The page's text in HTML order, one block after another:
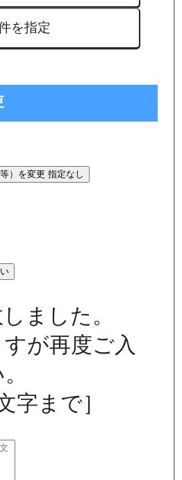
を指定
）を変更 指定なし
ました。
が再度ご入
字まで］